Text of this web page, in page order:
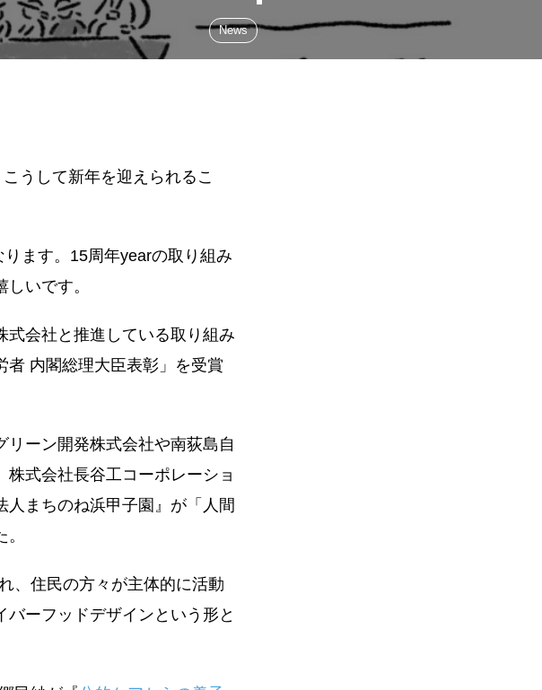
News
うして新年を迎えられるこ
ます。15周年yearの取り組み
しいです。
式会社と推進している取り組み
者 内閣総理大臣表彰」を受賞
ーン開発株式会社や南荻島自
式会社長谷工コーポレーショ
人まちのね浜甲子園』が「人間
。
、住民の方々が主体的に活動
ーフッドデザインという形と